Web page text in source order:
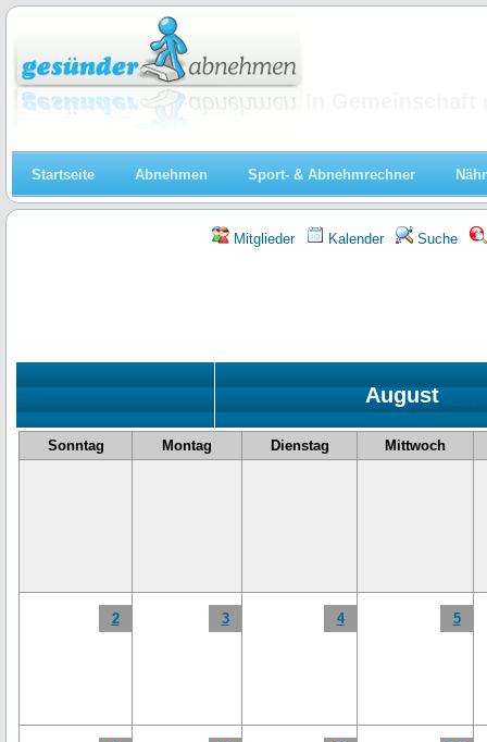
Startseite Abnehmen Sport- & Abnehmrechner
Mitglieder Kalender Suche
August
Sonntag Montag Dienstag Mittwoch
2 3 4 5